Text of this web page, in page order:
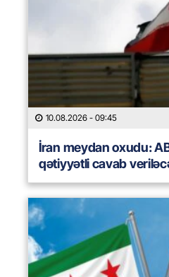
10.08.2026 - 09:45
İran meydan oxudu:
qətiyyətli cavab